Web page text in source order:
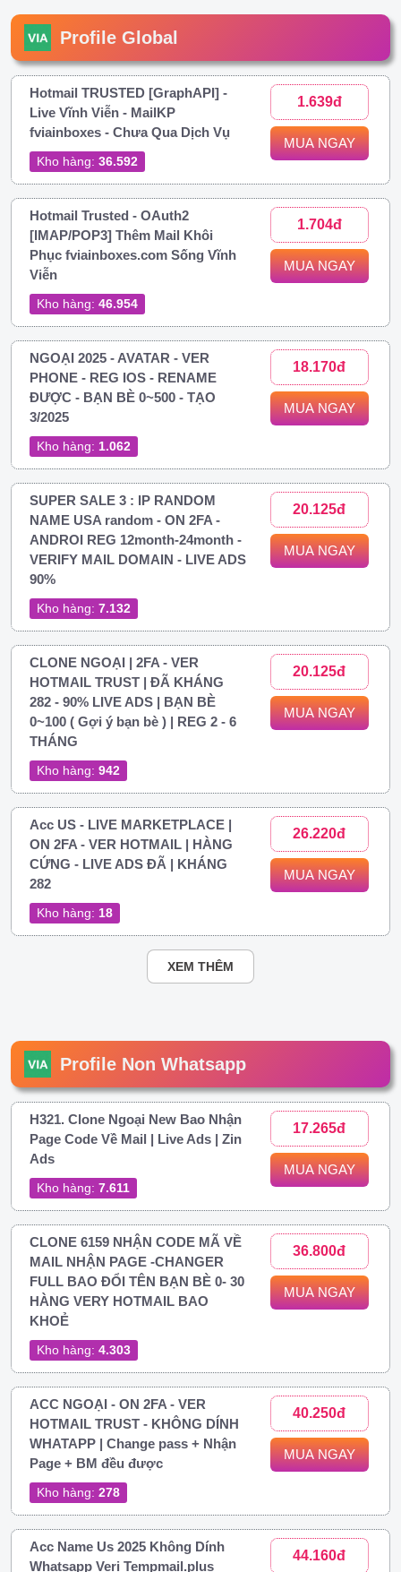
Profile Global
Hotmail TRUSTED [GraphAPI] -
Live Vĩnh Viễn - MailKP
fviainboxes - Chưa Qua Dịch Vụ
Kho hàng: 36.592
1.639đ
MUA NGAY
Hotmail Trusted - OAuth2
[IMAP/POP3] Thêm Mail Khôi
Phục fviainboxes.com Sống Vĩnh
Viễn
Kho hàng: 46.954
1.704đ
MUA NGAY
NGOẠI 2025 - AVATAR - VER
PHONE - REG IOS - RENAME
ĐƯỢC - BẠN BÈ 0~500 - TẠO
3/2025
Kho hàng: 1.062
18.170đ
MUA NGAY
SUPER SALE 3 : IP RANDOM
NAME USA random - ON 2FA -
ANDROI REG 12month-24month -
VERIFY MAIL DOMAIN - LIVE ADS
90%
Kho hàng: 7.132
20.125đ
MUA NGAY
CLONE NGOẠI | 2FA - VER
HOTMAIL TRUST | ĐÃ KHÁNG
282 - 90% LIVE ADS | BẠN BÈ
0~100 ( Gợi ý bạn bè ) | REG 2 - 6
THÁNG
Kho hàng: 942
20.125đ
MUA NGAY
Acc US - LIVE MARKETPLACE |
ON 2FA - VER HOTMAIL | HÀNG
CỨNG - LIVE ADS ĐÃ | KHÁNG
282
Kho hàng: 18
26.220đ
MUA NGAY
XEM THÊM
Profile Non Whatsapp
H321. Clone Ngoại New Bao Nhận
Page Code Về Mail | Live Ads | Zin
Ads
Kho hàng: 7.611
17.265đ
MUA NGAY
CLONE 6159 NHẬN CODE MÃ VỀ
MAIL NHẬN PAGE -CHANGER
FULL BAO ĐỔI TÊN BẠN BÈ 0- 30
HÀNG VERY HOTMAIL BAO
KHOẺ
Kho hàng: 4.303
36.800đ
MUA NGAY
ACC NGOẠI - ON 2FA - VER
HOTMAIL TRUST - KHÔNG DÍNH
WHATAPP | Change pass + Nhận
Page + BM đều được
Kho hàng: 278
40.250đ
MUA NGAY
Acc Name Us 2025 Không Dính
Whatsapp Veri Tempmail.plus
44.160đ